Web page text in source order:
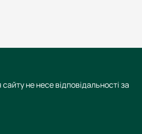
не несе відповідальності за